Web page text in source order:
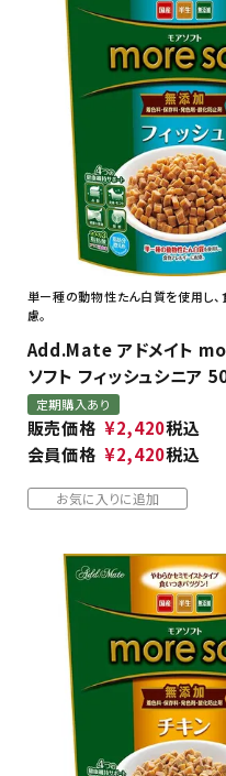
単ー種の動物性たん白質を使用し
慮。
Add.Mate アドメイト
ソフト フィッシュシニア
定期購入あり
販売価格 ¥2,420税込
会員価格 ¥2,420税込
お気に入りに追加